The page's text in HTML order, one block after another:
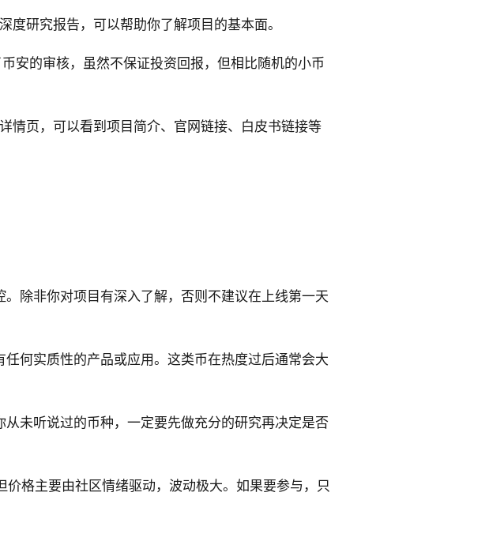
研究报告，可以帮助你了解项目的基本面。
安的审核，虽然不保证投资回报，但相比随机的小币
情页，可以看到项目简介、官网链接、白皮书链接等
除非你对项目有深入了解，否则不建议在上线第一天
何实质性的产品或应用。这类币在热度过后通常会大
未听说过的币种，一定要先做充分的研究再决定是否
格主要由社区情绪驱动，波动极大。如果要参与，只